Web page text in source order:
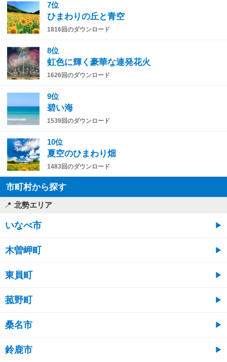
7位
ひまわりの丘と青空
1816回のダウンロード
8位
虹色に輝く豪華な連発花火
1626回のダウンロード
9位
碧い海
1539回のダウンロード
10位
夏空のひまわり畑
1483回のダウンロード
市町村から探す
北勢エリア
いなべ市
木曽岬町
東員町
菰野町
桑名市
鈴鹿市